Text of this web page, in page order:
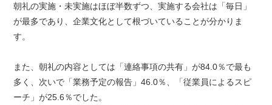
朝礼の実施・未実施はほぼ半数ずつ、実施する会社は「毎日」
が最多であり、企業文化として根づいていることが分かりま
す。
また、朝礼の内容としては「連絡事項の共有」が84.0％で最も
多く、次いで「業務予定の報告」46.0％、「従業員によるスピ
ーチ」が25.6％でした。